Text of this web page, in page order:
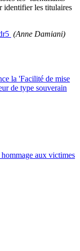
identifier les titulaires
(Anne Damiani)
la 'Facilité de mise
de type souverain
aux victimes